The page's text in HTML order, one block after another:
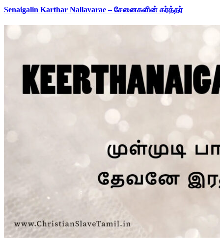
Senaigalin Karthar Nallavarae – சேனைகளின் கர்த்தர்